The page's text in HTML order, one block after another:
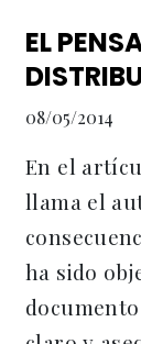
EL
08/05/2014
En el
llama el
ha sido